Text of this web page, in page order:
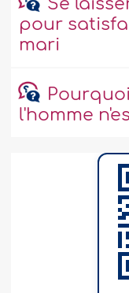
Se
pour
mari
l'homme